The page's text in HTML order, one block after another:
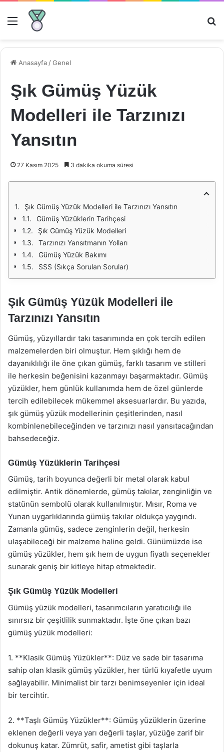
Menü
Anasayfa /Genel
Şık Gümüş Yüzük
Modelleri ile Tarzınızı
Yansıtın
27 Kasım 2025 3 dakika okuma süresi
Şık Gümüş Yüzük Modelleri ile Tarzınızı Yansıtın
Gümüş Yüzüklerin Tarihçesi
Şık Gümüş Yüzük Modelleri
Tarzınızı Yansıtmanın Yolları
Gümüş Yüzük Bakımı
SSS (Sıkça Sorulan Sorular)
Şık Gümüş Yüzük Modelleri ile
Tarzınızı Yansıtın
Gümüş, yüzyıllardır takı tasarımında en çok tercih edilen
malzemelerden biri olmuştur. Hem şıklığı hem de
dayanıklılığı ile öne çıkan gümüş, farklı tasarım ve stilleri
ile herkesin beğenisini kazanmayı başarmaktadır. Gümüş
yüzükler, hem günlük kullanımda hem de özel günlerde
tercih edilebilecek mükemmel aksesuarlardır. Bu yazıda,
şık gümüş yüzük modellerinin çeşitlerinden, nasıl
kombinlenebileceğinden ve tarzınızı nasıl yansıtacağından
bahsedeceğiz.
Gümüş Yüzüklerin Tarihçesi
Gümüş, tarih boyunca değerli bir metal olarak kabul
edilmiştir. Antik dönemlerde, gümüş takılar, zenginliğin ve
statünün sembolü olarak kullanılmıştır. Mısır, Roma ve
Yunan uygarlıklarında gümüş takılar oldukça yaygındı.
Zamanla gümüş, sadece zenginlerin değil, herkesin
ulaşabileceği bir malzeme haline geldi. Günümüzde ise
gümüş yüzükler, hem şık hem de uygun fiyatlı seçenekler
sunarak geniş bir kitleye hitap etmektedir.
Şık Gümüş Yüzük Modelleri
Gümüş yüzük modelleri, tasarımcıların yaratıcılığı ile
sınırsız bir çeşitlilik sunmaktadır. İşte öne çıkan bazı
gümüş yüzük modelleri:
1. **Klasik Gümüş Yüzükler**: Düz ve sade bir tasarıma
sahip olan klasik gümüş yüzükler, her türlü kıyafetle uyum
sağlayabilir. Minimalist bir tarzı benimseyenler için ideal
bir tercihtir.
2. **Taşlı Gümüş Yüzükler**: Gümüş yüzüklerin üzerine
eklenen değerli veya yarı değerli taşlar, yüzüğe zarif bir
dokunuş katar. Zümrüt, safir, ametist gibi taşlarla